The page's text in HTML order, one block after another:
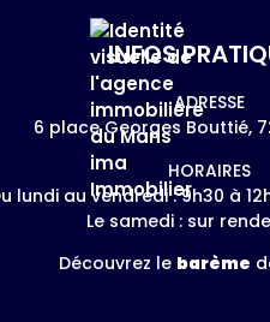
INFOS
ADRESSE
6 place Georges Bouttié,
HORAIRES
lundi au vendredi : 9h30 à
Le samedi : sur
Découvrez le barème